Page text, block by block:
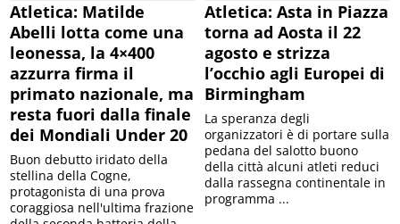
Atletica: Matilde
Abelli lotta come una
leonessa, la 4×400
azzurra firma il
primato nazionale, ma
resta fuori dalla finale
dei Mondiali Under 20
Buon debutto iridato della
stellina della Cogne,
protagonista di una prova
coraggiosa nell'ultima frazione
Atletica: Asta in Piazza
torna ad Aosta il 22
agosto e strizza
l’occhio agli Europei di
Birmingham
La speranza degli
organizzatori è di portare sulla
pedana del salotto buono
della città alcuni atleti reduci
dalla rassegna continentale in
programma ...